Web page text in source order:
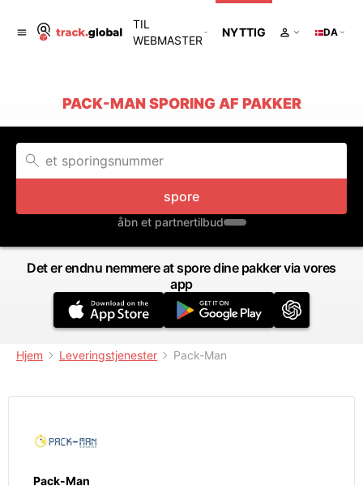
TIL
WEBMASTER
NYTTIG DA
PACK-MAN SPORING AF PAKKER
spore
åbn et partnertilbud
Det er endnu nemmere at spore dine pakker via vores
app
Hjem Leveringstjenester Pack-Man
Pack-Man